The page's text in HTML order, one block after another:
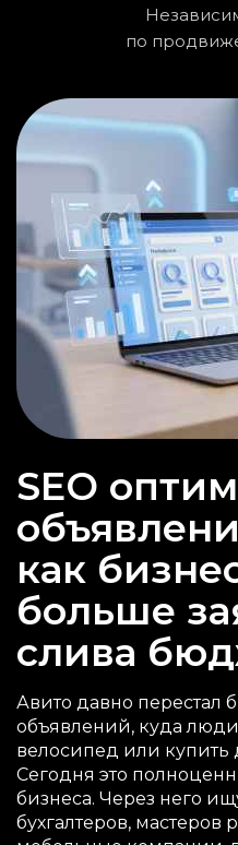
по
SEO
как
больше
слива
Авито давно перестал
объявлений, куда люди
велосипед или купить
Сегодня это
бизнеса. Через него
бухгалтеров, мастеров